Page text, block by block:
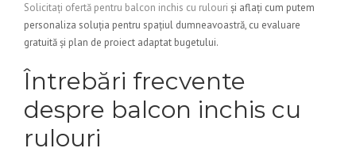
Solicitați ofertă pentru balcon inchis cu rulouri și aflați cum putem
personaliza soluția pentru spațiul dumneavoastră, cu evaluare
gratuită și plan de proiect adaptat bugetului.
Întrebări frecvente
despre balcon inchis cu
rulouri